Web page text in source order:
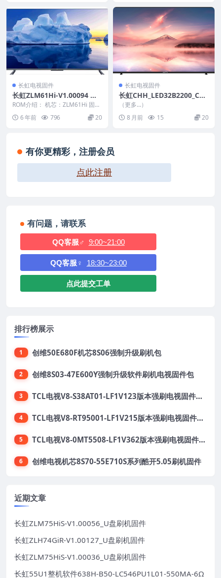
长虹电视固件
长虹ZLM61Hi-V1.00094 版
本USB整机软件刷机固件下载
ROM介绍： 机芯：ZLM61Hi 固件
版本：V1.00094 适用机型：请以
机...6 年前 796 20
长虹电视固件
长虹CHH_LED32B2200_CN_
RTD2648_PCB5635-C_TPT3
15B5_A042_DLED_V2.20_20
121022_U盘刷机固件
（更多…）
8 月前
15 20
有你更精彩，注册会员
点此注册
有问题，请联系
QQ客服♂ 9:00~21:00
QQ客服♀ 18:30~23:00
点此提交工单
排行榜展示
1 创维50E680F机芯8S06强制升级刷机包
2 创维8S03-47E600Y强制升级软件刷机电视固件包
3 TCL电视V8-S38AT01-LF1V123版本强刷电视固件包下载
4 TCL电视V8-RT95001-LF1V215版本强刷电视固件包下载
5 TCL电视V8-0MT5508-LF1V362版本强刷电视固件包下载
6 创维电视机芯8S70-55E710S系列酷开5.05刷机固件
近期文章
长虹ZLM75HiS-V1.00056_U盘刷机固件
长虹ZLH74GiR-V1.00127_U盘刷机固件
长虹ZLM75HiS-V1.00036_U盘刷机固件
长虹55U1整机软件638H-B50-LC546PU1L01-550MA-6Ω